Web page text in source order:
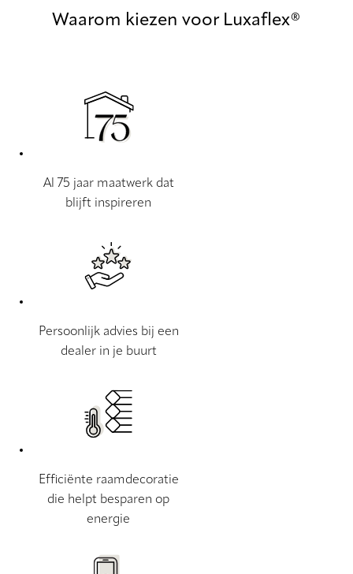
Waarom kiezen voor Luxaflex®
Al 75 jaar maatwerk dat
blijft inspireren
Persoonlijk advies bij een
dealer in je buurt
Efficiënte raamdecoratie
die helpt besparen op
energie